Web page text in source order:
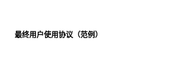
最终用户使用协议（范例）